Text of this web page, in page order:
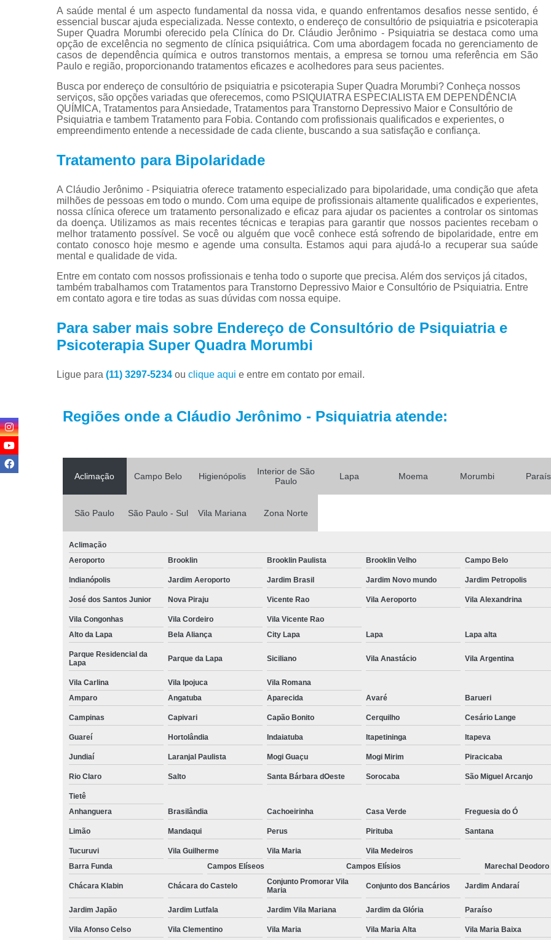
estresse
Tratamentos
para
transtorno do
pânico
Tratamento da
Tratamento para Ansiedade
Tratamento para
Tratamento
Tratamento para
Tratamento
Tratamento de
Tratamento de
Tratamento de
Tratamento
Tratamento
Tratamento para
Tratamento para
Tratamento para
Tratamento Alternativo para
Tratamento para
Tratamento para Depressão Pós
Tratamentos para Transtorno
Tratamento de
Tratamento para
Tratamento para Fobia Interior de
Tratamento para
Tratamento contra
Tratamento para Insônia
Tratamento para Insônia em
Tratamento para Insônia Idoso
Tratamento para Insônia São
Tratamento
Tratamento Alternativo para
Tratamento para Bipolaridade
Tratamento para Pessoa
Tratamento para
Tratamento para
A saúde mental é um aspecto fundamental da nossa vida, e quando enfrentamos desafios nesse sentido, é
essencial buscar ajuda especializada. Nesse contexto, o endereço de consultório de psiquiatria e psicoterapia
Super Quadra Morumbi oferecido pela Clínica do Dr. Cláudio Jerônimo - Psiquiatria se destaca como uma
opção de excelência no segmento de clínica psiquiátrica. Com uma abordagem focada no gerenciamento de
casos de dependência química e outros transtornos mentais, a empresa se tornou uma referência em São
Paulo e região, proporcionando tratamentos eficazes e acolhedores para seus pacientes.
Busca por endereço de consultório de psiquiatria e psicoterapia Super Quadra Morumbi? Conheça nossos
serviços, são opções variadas que oferecemos, como PSIQUIATRA ESPECIALISTA EM DEPENDÊNCIA
QUÍMICA, Tratamentos para Ansiedade, Tratamentos para Transtorno Depressivo Maior e Consultório de
Psiquiatria e tambem Tratamento para Fobia. Contando com profissionais qualificados e experientes, o
empreendimento entende a necessidade de cada cliente, buscando a sua satisfação e confiança.
Tratamento para Bipolaridade
A Cláudio Jerônimo - Psiquiatria oferece tratamento especializado para bipolaridade, uma condição que afeta
milhões de pessoas em todo o mundo. Com uma equipe de profissionais altamente qualificados e experientes,
nossa clínica oferece um tratamento personalizado e eficaz para ajudar os pacientes a controlar os sintomas
da doença. Utilizamos as mais recentes técnicas e terapias para garantir que nossos pacientes recebam o
melhor tratamento possível. Se você ou alguém que você conhece está sofrendo de bipolaridade, entre em
contato conosco hoje mesmo e agende uma consulta. Estamos aqui para ajudá-lo a recuperar sua saúde
mental e qualidade de vida.
Entre em contato com nossos profissionais e tenha todo o suporte que precisa. Além dos serviços já citados,
também trabalhamos com Tratamentos para Transtorno Depressivo Maior e Consultório de Psiquiatria. Entre
em contato agora e tire todas as suas dúvidas com nossa equipe.
Para saber mais sobre Endereço de Consultório de Psiquiatria e
Psicoterapia Super Quadra Morumbi
Ligue para (11) 3297-5234 ou clique aqui e entre em contato por email.
Regiões onde a Cláudio Jerônimo - Psiquiatria atende:
Aclimação Campo Belo Higienópolis
Interior de São
Paulo
Lapa Moema Morumbi
São Paulo São Paulo - Sul Vila Mariana Zona Norte
Aclimação
Aeroporto
Brooklin Brooklin Paulista Brooklin Velho Campo Belo
Indianópolis Jardim Aeroporto Jardim Brasil Jardim Novo mundo Jardim Petropolis
José dos Santos Junior Nova Piraju Vicente Rao Vila Aeroporto Vila Alexandrina
Vila Congonhas Vila Cordeiro
Vila Vicente Rao
Alto da Lapa
Bela Aliança City Lapa Lapa Lapa alta
Parque Residencial da
Lapa
Parque da Lapa Siciliano Vila Anastácio Vila Argentina
Vila Carlina Vila Ipojuca
Vila Romana
Amparo
Angatuba Aparecida Avaré Barueri
Campinas Capivari Capão Bonito Cerquilho Cesário Lange
Guareí Hortolândia Indaiatuba Itapetininga Itapeva
Jundiaí Laranjal Paulista Mogi Guaçu Mogi Mirim Piracicaba
Rio Claro Salto Santa Bárbara dOeste Sorocaba São Miguel Arcanjo
Tietê
Anhanguera
Brasilândia Cachoeirinha Casa Verde Freguesia do Ó
Limão Mandaqui Perus Pirituba Santana
Tucuruvi Vila Guilherme Vila Maria
Vila Medeiros
Barra Funda
Campos Elíseos Campos Elísios Marechal Deodoro
Chácara Klabin Chácara do Castelo
Conjunto Promorar Vila
Maria
Conjunto dos Bancários Jardim Andaraí
Jardim Japão Jardim Lutfala Jardim Vila Mariana Jardim da Glória Paraíso
Vila Afonso Celso Vila Clementino Vila Maria Vila Maria Alta Vila Maria Baixa